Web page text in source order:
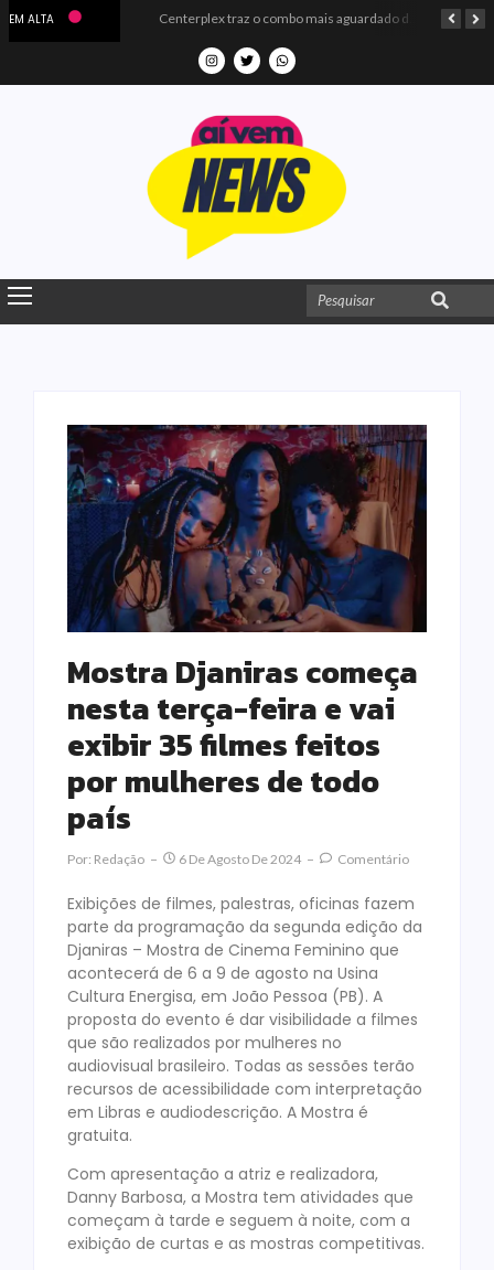
EM ALTA
Mostra Djaniras começa
nesta terça-feira e vai
exibir 35 filmes feitos
por mulheres de todo
país
Por: Redação 6 De Agosto De 2024 Comentário
Exibições de filmes, palestras, oficinas fazem
parte da programação da segunda edição da
Djaniras – Mostra de Cinema Feminino que
acontecerá de 6 a 9 de agosto na Usina
Cultura Energisa, em João Pessoa (PB). A
proposta do evento é dar visibilidade a filmes
que são realizados por mulheres no
audiovisual brasileiro. Todas as sessões terão
recursos de acessibilidade com interpretação
em Libras e audiodescrição. A Mostra é
gratuita.
Com apresentação a atriz e realizadora,
Danny Barbosa, a Mostra tem atividades que
começam à tarde e seguem à noite, com a
exibição de curtas e as mostras competitivas.